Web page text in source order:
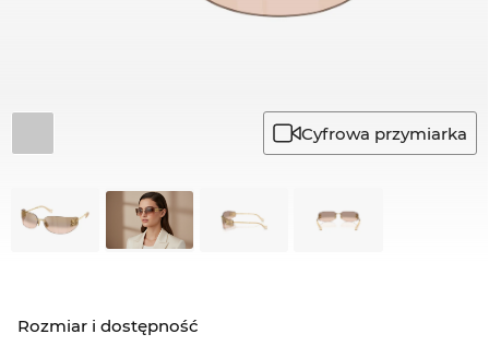
Cyfrowa przymiarka
Rozmiar i dostępność